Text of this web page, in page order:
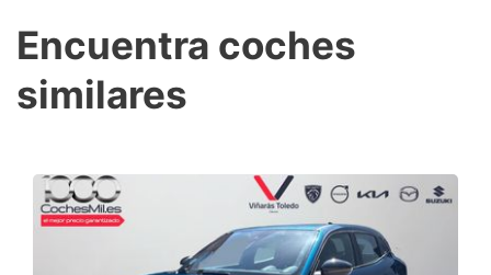
Encuentra coches
similares